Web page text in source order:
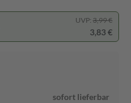
UVP: 3,99 €
3,83 €
sofort lieferbar